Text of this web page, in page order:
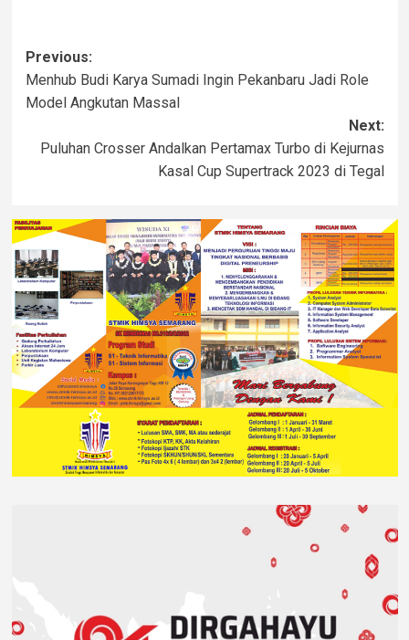
Previous:
Menhub Budi Karya Sumadi Ingin Pekanbaru Jadi Role
Model Angkutan Massal
Next:
Puluhan Crosser Andalkan Pertamax Turbo di Kejurnas
Kasal Cup Supertrack 2023 di Tegal